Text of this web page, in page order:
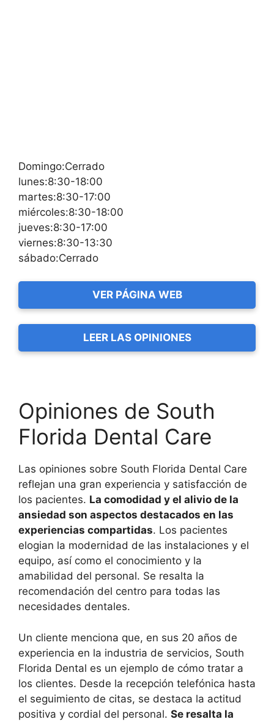
Domingo:Cerrado
lunes:8:30-18:00
martes:8:30-17:00
miércoles:8:30-18:00
jueves:8:30-17:00
viernes:8:30-13:30
sábado:Cerrado
VER PÁGINA WEB
LEER LAS OPINIONES
Opiniones de South
Florida Dental Care
Las opiniones sobre South Florida Dental Care
reflejan una gran experiencia y satisfacción de
los pacientes. La comodidad y el alivio de la
ansiedad son aspectos destacados en las
experiencias compartidas. Los pacientes
elogian la modernidad de las instalaciones y el
equipo, así como el conocimiento y la
amabilidad del personal. Se resalta la
recomendación del centro para todas las
necesidades dentales.
Un cliente menciona que, en sus 20 años de
experiencia en la industria de servicios, South
Florida Dental es un ejemplo de cómo tratar a
los clientes. Desde la recepción telefónica hasta
el seguimiento de citas, se destaca la actitud
positiva y cordial del personal. Se resalta la